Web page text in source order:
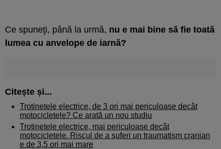
Ce spuneţi, până la urmă, nu e mai bine să fie toată
lumea cu anvelope de iarnă?
Citește și...
Trotinetele electrice, de 3 ori mai periculoase decât
motocicletele? Ce arată un nou studiu
Trotinetele electrice, mai periculoase decât
motocicletele. Riscul de a suferi un traumatism cranian
e de 3,5 ori mai mare